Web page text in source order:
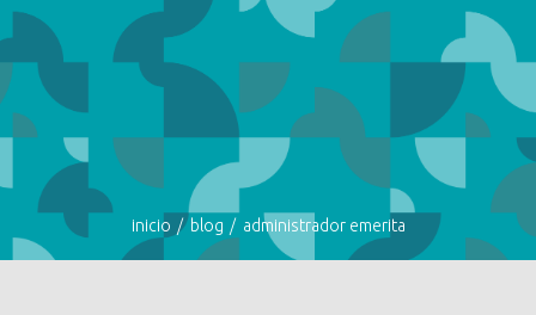
inicio blog administrador emerita